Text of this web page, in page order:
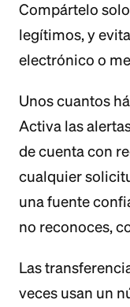
Compártelo
legítimos, y
electrónico o
Unos cuantos
Activa las
de cuenta con
cualquier
una fuente
no reconoces,
Las
veces usan un